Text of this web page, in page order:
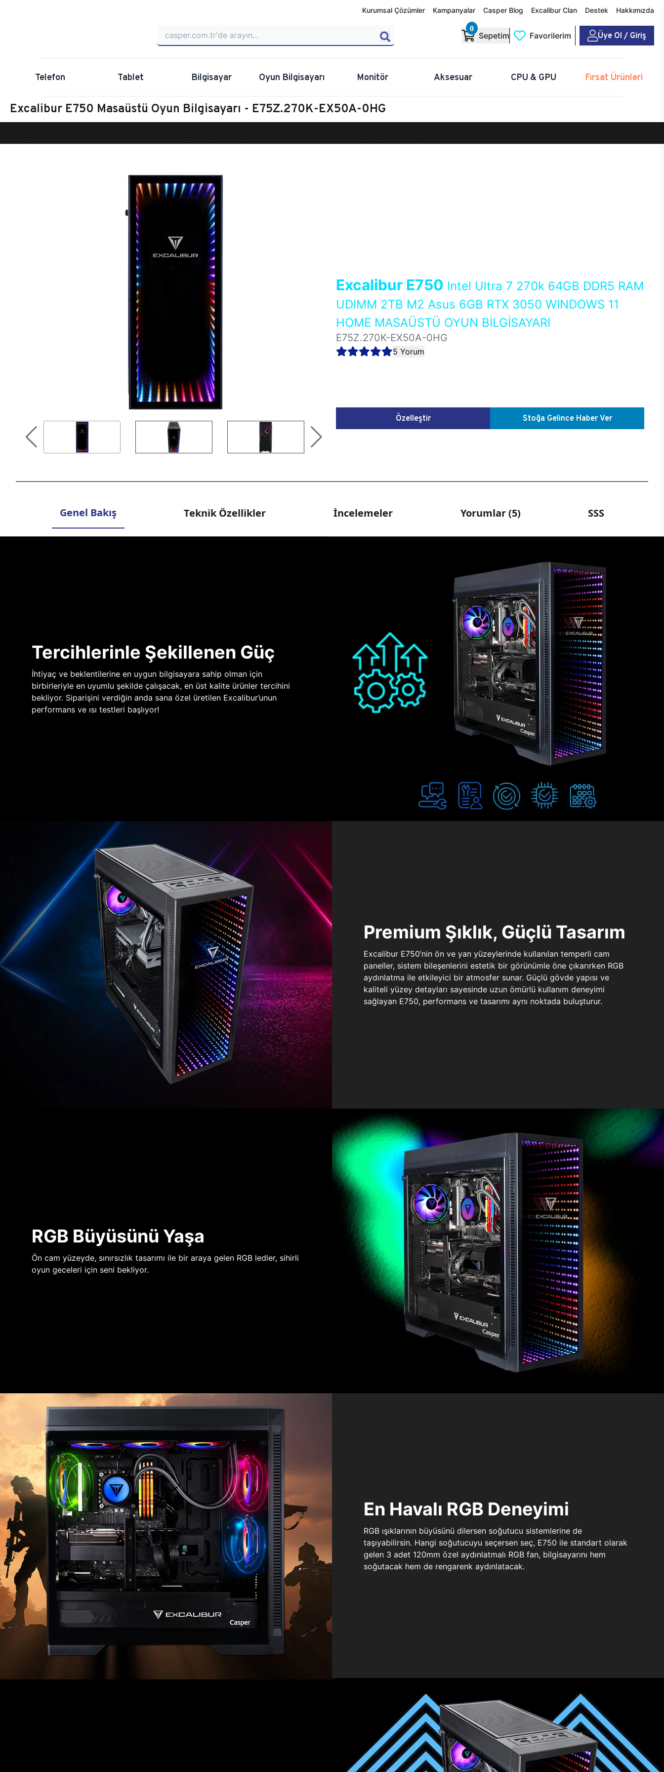
Kurumsal Çözümler Kampanyalar Casper Blog Excalibur Clan Destek Hakkımızda
0
Sepetim Favorilerim Üye Ol / Giriş
Telefon Tablet Bilgisayar Oyun Bilgisayarı Monitör Aksesuar CPU & GPU Fırsat Ürünleri
Excalibur E750 Masaüstü Oyun Bilgisayarı - E75Z.270K-EX50A-0HG
Excalibur E750 Intel Ultra 7 270k 64GB DDR5 RAM
UDIMM 2TB M2 Asus 6GB RTX 3050 WINDOWS 11
HOME MASAÜSTÜ OYUN BİLGİSAYARI
E75Z.270K-EX50A-0HG
5 Yorum
Özelleştir Stoğa Gelince Haber Ver
Genel Bakış Teknik Özellikler İncelemeler Yorumlar (5) SSS
Tercihlerinle Şekillenen Güç
İhtiyaç ve beklentilerine en uygun bilgisayara sahip olman için
birbirleriyle en uyumlu şekilde çalışacak, en üst kalite ürünler tercihini
bekliyor. Siparişini verdiğin anda sana özel üretilen Excalibur’unun
performans ve ısı testleri başlıyor!
Premium Şıklık, Güçlü Tasarım
Excalibur E750’nin ön ve yan yüzeylerinde kullanılan temperli cam
paneller, sistem bileşenlerini estetik bir görünümle öne çıkarırken RGB
aydınlatma ile etkileyici bir atmosfer sunar. Güçlü gövde yapısı ve
kaliteli yüzey detayları sayesinde uzun ömürlü kullanım deneyimi
sağlayan E750, performans ve tasarımı aynı noktada buluşturur.
RGB Büyüsünü Yaşa
Ön cam yüzeyde, sınırsızlık tasarımı ile bir araya gelen RGB ledler, sihirli
oyun geceleri için seni bekliyor.
En Havalı RGB Deneyimi
RGB ışıklarının büyüsünü dilersen soğutucu sistemlerine de
taşıyabilirsin. Hangi soğutucuyu seçersen seç, E750 ile standart olarak
gelen 3 adet 120mm özel aydınlatmalı RGB fan, bilgisayarını hem
soğutacak hem de rengarenk aydınlatacak.